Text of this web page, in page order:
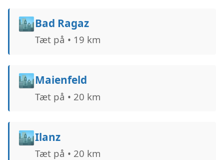
🏙️Bad Ragaz
Tæt på • 19 km
🏙️Maienfeld
Tæt på • 20 km
🏙️Ilanz
Tæt på • 20 km